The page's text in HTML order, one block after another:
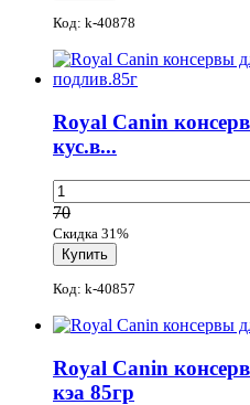
Код: k-40878
Royal Canin
кус.в...
70
Скидка 31%
Код: k-40857
Royal Canin
кэа 85гр